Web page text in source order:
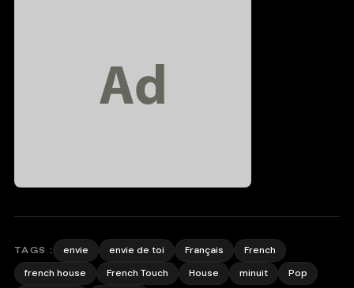
TAGS : envie envie de toi Français
French
french house
French Touch House minuit
Pop